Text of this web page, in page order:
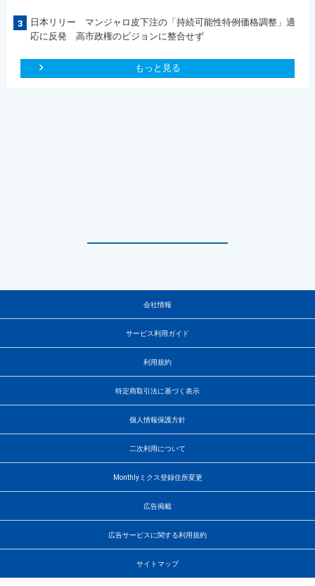
3
日本リリー マンジャロ皮下注の「持続可能性特例価格調整」適
応に反発 高市政権のビジョンに整合せず
もっと見る
会社情報
サービス利用ガイド
利用規約
特定商取引法に基づく表示
個人情報保護方針
二次利用について
Monthlyミクス登録住所変更
広告掲載
広告サービスに関する利用規約
サイトマップ